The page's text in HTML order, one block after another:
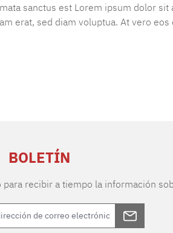
sanctus est Lorem ipsum dolor
erat, sed diam voluptua. At vero
BOLETÍN
recibir a tiempo la información